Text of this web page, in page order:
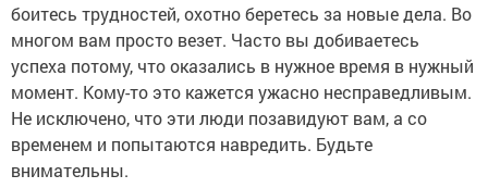
боитесь трудностей, охотно беретесь за новые дела. Во
многом вам просто везет. Часто вы добиваетесь
успеха потому, что оказались в нужное время в нужный
момент. Кому-то это кажется ужасно несправедливым.
Не исключено, что эти люди позавидуют вам, а со
временем и попытаются навредить. Будьте
внимательны.